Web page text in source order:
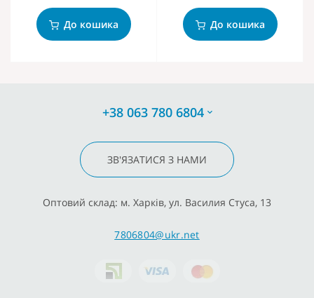
До кошика До кошика
+38 063 780 6804
ЗВ'ЯЗАТИСЯ З НАМИ
Оптовий склад: м. Харків, ул. Василия Стуса, 13
7806804@ukr.net